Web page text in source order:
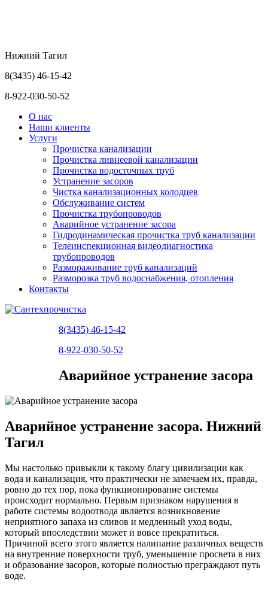
Нижний Тагил
8(3435) 46-15-42
8-922-030-50-52
О нас
Наши клиенты
Услуги
Прочистка канализации
Прочистка ливнеевой канализации
Прочистка водосточных труб
Устранение засоров
Чистка канализационных колодцев
Обслуживание систем
Прочистка трубопроводов
Аварийное устранение засора
Гидродинамическая прочистка труб канализации
Телеинспекционная видеодиагностика
трубопроводов
Размораживание труб канализаций
Разморозка труб водоснабжения, отопления
Контакты
8(3435) 46-15-42
8-922-030-50-52
Аварийное устранение засора
Аварийное устранение засора. Нижний
Тагил
Мы настолько привыкли к такому благу цивилизации как
вода и канализация, что практически не замечаем их, правда,
ровно до тех пор, пока функционирование системы
происходит нормально. Первым признаком нарушения в
работе системы водоотвода является возникновение
неприятного запаха из сливов и медленный уход воды,
который впоследствии может и вовсе прекратиться.
Причиной всего этого является налипание различных веществ
на внутренние поверхности труб, уменьшение просвета в них
и образование засоров, которые полностью преграждают путь
воде.